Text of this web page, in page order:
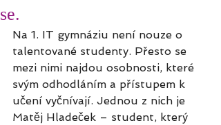
se.
Na 1. IT gymnáziu není nouze o
talentované studenty. Přesto se
mezi nimi najdou osobnosti, které
svým odhodláním a přístupem k
učení vyčnívají. Jednou z nich je
Matěj Hladeček – student, který